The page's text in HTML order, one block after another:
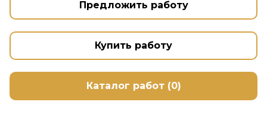
Предложить работу
Купить работу
Каталог работ (0)